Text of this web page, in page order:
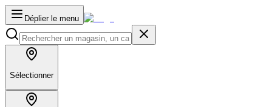
Déplier le menu
Sélectionner